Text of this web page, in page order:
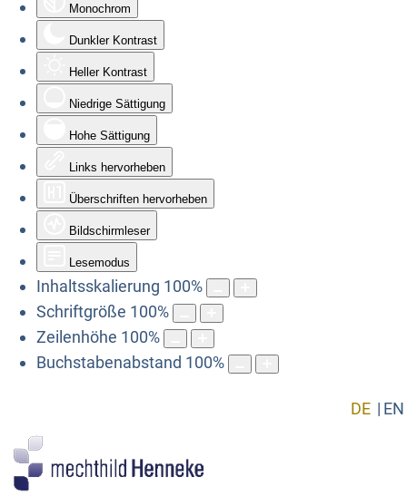
Monochrom
Dunkler Kontrast
Heller Kontrast
Niedrige Sättigung
Hohe Sättigung
Links hervorheben
Überschriften hervorheben
Bildschirmleser
Lesemodus
Inhaltsskalierung 100%
Schriftgröße 100%
Zeilenhöhe 100%
Buchstabenabstand 100%
DE EN